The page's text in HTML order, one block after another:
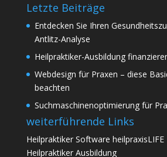
Letzte Beiträge
Entdecken Sie Ihren
Antlitz-Analyse
Heilpraktiker-Ausbildung
Webdesign für Praxen – diese
beachten
Suchmaschinenoptimierung für
weiterführende Links
Heilpraktiker Software heilpraxisLIFE
Heilpraktiker Ausbildung